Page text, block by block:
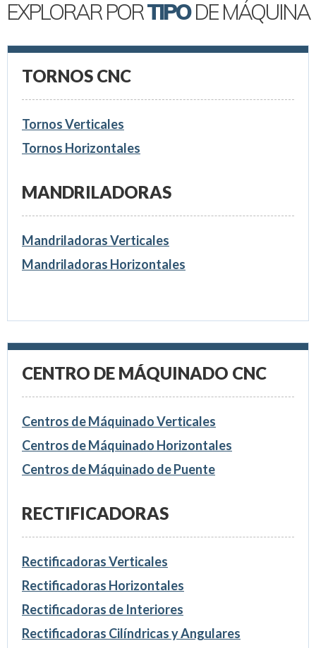
EXPLORAR PORTIPODE MÁQUINA
TORNOS CNC
Tornos Verticales
Tornos Horizontales
MANDRILADORAS
Mandriladoras Verticales
Mandriladoras Horizontales
CENTRO DE MÁQUINADO CNC
Centros de Máquinado Verticales
Centros de Máquinado Horizontales
Centros de Máquinado de Puente
RECTIFICADORAS
Rectificadoras Verticales
Rectificadoras Horizontales
Rectificadoras de Interiores
Rectificadoras Cilíndricas y Angulares